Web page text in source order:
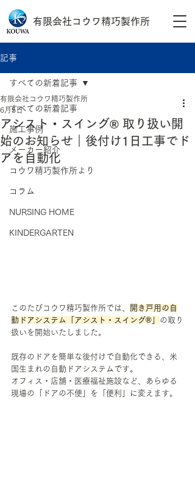
有限会社コウワ精巧製作所
記事
すべての新着記事
施工事例
メーカー紹介
コウワ精巧製作所より
コラム
NURSING HOME
KINDERGARTEN
すべての新着記事
アシスト・スイング® 取り扱い開
始のお知らせ｜後付け1日工事でド
アを自動化
有限会社コウワ精巧製作所
6月5日
このたびコウワ精巧製作所では、
開き戸用の自
動ドアシステム「アシスト・スイング®」 の取り
扱いを開始いたしました。
既存のドアを簡単な後付けで自動化できる、米
国生まれの自動ドアシステムです。
オフィス・店舗・医療福祉施設など、あらゆる
現場の「ドアの不便」を「便利」に変えます。